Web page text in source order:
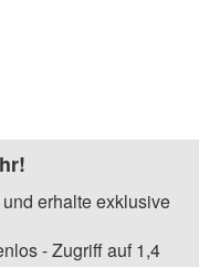
erhalte exklusive
- Zugriff auf 1,4